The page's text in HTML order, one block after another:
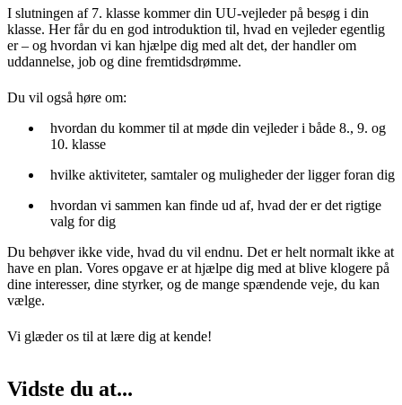
I slutningen af 7. klasse kommer din UU-vejleder på besøg i din
klasse. Her får du en god introduktion til, hvad en vejleder egentlig
er – og hvordan vi kan hjælpe dig med alt det, der handler om
uddannelse, job og dine fremtidsdrømme.
Du vil også høre om:
hvordan du kommer til at møde din vejleder i både 8., 9. og
10. klasse
hvilke aktiviteter, samtaler og muligheder der ligger foran dig
hvordan vi sammen kan finde ud af, hvad der er det rigtige
valg for dig
Du behøver ikke vide, hvad du vil endnu. Det er helt normalt ikke at
have en plan. Vores opgave er at hjælpe dig med at blive klogere på
dine interesser, dine styrker, og de mange spændende veje, du kan
vælge.
Vi glæder os til at lære dig at kende!
Vidste du at...